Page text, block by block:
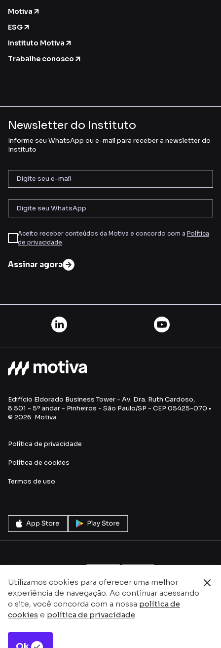
Utilizamos cookies para oferecer uma melhor
experiência de navegação. Ao continuar acessando
o site, você concorda com a nossa política de
cookies e política de privacidade.
Motiva
ESG
Instituto Motiva
Trabalhe conosco
Newsletter do Instituto
Informe seu WhatsApp ou e-mail para receber a newsletter do
Instituto
Aceito receber conteúdos da Motiva e concordo com a Política
de privacidade.
Assinar agora
Edifício Eldorado Business Tower - Av. Dra. Ruth Cardoso,
8.501 - 5º andar - Pinheiros - São Paulo/SP - CEP 05425-070 •
© 2026 Motiva
Política de privacidade
Política de cookies
Termos de uso